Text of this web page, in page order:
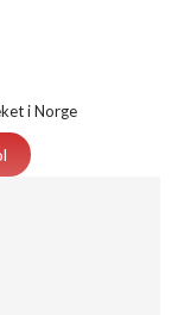
i Norge